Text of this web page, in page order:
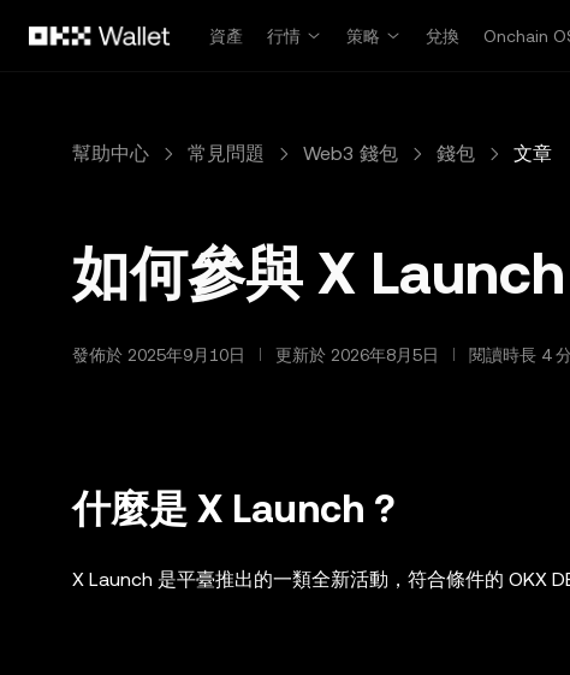
資產
行情 策略 兌換 Onchain
幫助中心 常見問題 Web3 錢包 錢包 文章
如何參與 X
發佈於 2025年9月10日 更新於 2026年8月5日 閱讀時長 4
什麼是 X Launch ?
X Launch 是平臺推出的一類全新活動，符合條件的 OKX